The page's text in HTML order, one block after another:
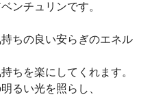
ンチュリンです。
ちの良い安らぎのエネル
ちを楽にしてくれます。
るい光を照らし、